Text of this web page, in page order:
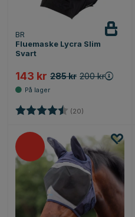
BR
Fluemaske Lycra Slim
Svart
143 kr 285 kr 200 kr
Karakter: (20)